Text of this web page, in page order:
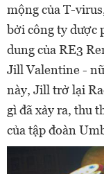
mộng của T-
bởi công ty dược
dung của RE3
Jill Valentine -
này, Jill trở lại
gì đã xảy ra, thu
của tập đoàn